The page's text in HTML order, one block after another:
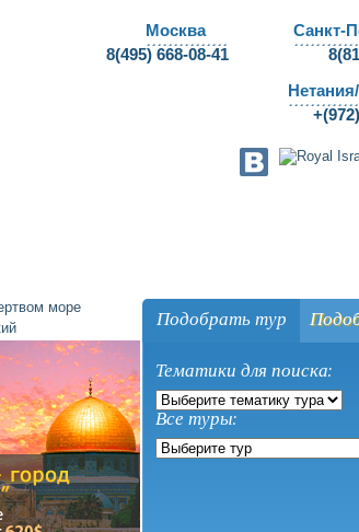
Москва
8(495) 668-08-41
Санкт-
Подобрать тур
Тематики для поиска:
Все туры: